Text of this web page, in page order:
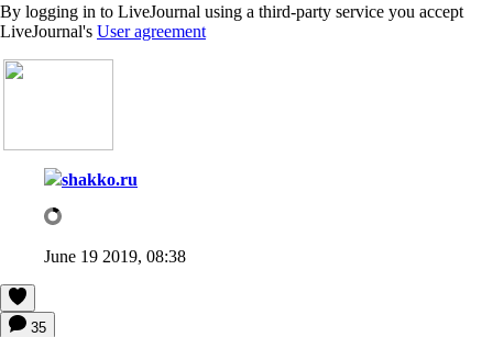
By logging in to LiveJournal using a third-party service you accept
LiveJournal's User agreement
shakko.ru
June 19 2019, 08:38
35